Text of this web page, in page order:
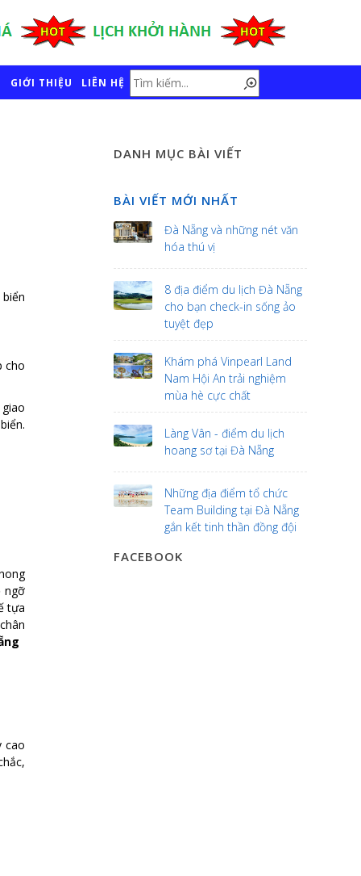
GIỚI THIỆU LIÊN HỆ
cho
ngỡ
tựa
cao
DANH MỤC BÀI VIẾT
BÀI VIẾT MỚI NHẤT
Đà Nẵng và những nét văn
hóa thú vị
8 địa điểm du lịch Đà Nẵng
cho bạn check-in sống ảo
tuyệt đẹp
Khám phá Vinpearl Land
Nam Hội An trải nghiệm
mùa hè cực chất
Làng Vân - điểm du lịch
hoang sơ tại Đà Nẵng
Những địa điểm tổ chức
Team Building tại Đà Nẵng
gắn kết tinh thần đồng đội
FACEBOOK